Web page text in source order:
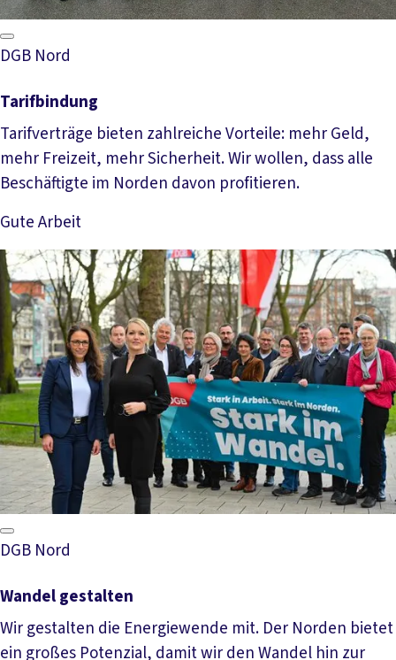
DGB Nord
Tarifbindung
Tarifverträge bieten zahlreiche Vorteile: mehr Geld,
mehr Freizeit, mehr Sicherheit. Wir wollen, dass alle
Beschäftigte im Norden davon profitieren.
Gute Arbeit
Mehr lesen
DGB Nord
Wandel gestalten
Wir gestalten die Energiewende mit. Der Norden bietet
ein großes Potenzial, damit wir den Wandel hin zur